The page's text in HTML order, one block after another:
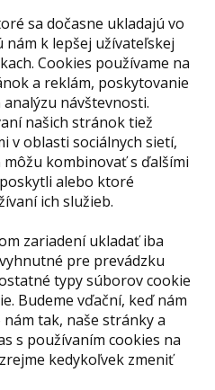
sa dočasne ukladajú vo
k lepšej užívateľskej
Cookies používame na
a reklám, poskytovanie
návštevnosti.
našich stránok tiež
v oblasti sociálnych sietí,
kombinovať s ďalšími
alebo ktoré
ich služieb.
zariadení ukladať iba
pre prevádzku
typy súborov cookie
Budeme vďační, keď nám
tak, naše stránky a
s používaním cookies na
kedykoľvek zmeniť